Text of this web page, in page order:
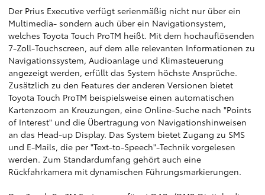
Der Prius Executive verfügt serienmäßig nicht nur über ein
Multimedia- sondern auch über ein Navigationsystem,
welches Toyota Touch ProTM heißt. Mit dem hochauflösenden
7-Zoll-Touchscreen, auf dem alle relevanten Informationen zu
Navigationssystem, Audioanlage und Klimasteuerung
angezeigt werden, erfüllt das System höchste Ansprüche.
Zusätzlich zu den Features der anderen Versionen bietet
Toyota Touch ProTM beispielsweise einen automatischen
Kartenzoom an Kreuzungen, eine Online-Suche nach "Points
of Interest" und die Übertragung von Navigationshinweisen
an das Head-up Display. Das System bietet Zugang zu SMS
und E-Mails, die per "Text-to-Speech"-Technik vorgelesen
werden. Zum Standardumfang gehört auch eine
Rückfahrkamera mit dynamischen Führungsmarkierungen.